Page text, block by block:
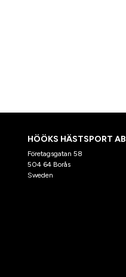
HÖÖKS HÄSTSPORT AB
Företagsgatan 58
504 64 Borås
Sweden